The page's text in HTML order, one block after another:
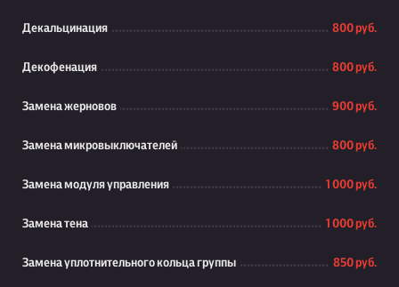
Декальцинация 800 руб.
Декофенация 800 руб.
Замена жерновов 900 руб.
Замена микровыключателей 800 руб.
Замена модуля управления 1 000 руб.
Замена тена 1 000 руб.
Замена уплотнительного кольца группы 850 руб.